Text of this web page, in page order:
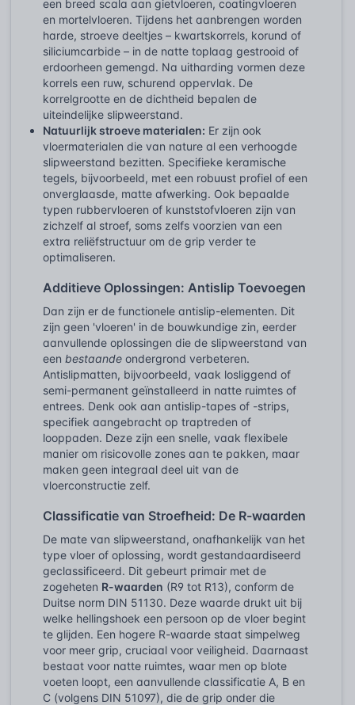
een breed scala aan gietvloeren, coatingvloeren
en mortelvloeren. Tijdens het aanbrengen worden
harde, stroeve deeltjes – kwartskorrels, korund of
siliciumcarbide – in de natte toplaag gestrooid of
erdoorheen gemengd. Na uitharding vormen deze
korrels een ruw, schurend oppervlak. De
korrelgrootte en de dichtheid bepalen de
uiteindelijke slipweerstand.
Natuurlijk stroeve materialen: Er zijn ook
vloermaterialen die van nature al een verhoogde
slipweerstand bezitten. Specifieke keramische
tegels, bijvoorbeeld, met een robuust profiel of een
onverglaasde, matte afwerking. Ook bepaalde
typen rubbervloeren of kunststofvloeren zijn van
zichzelf al stroef, soms zelfs voorzien van een
extra reliëfstructuur om de grip verder te
optimaliseren.
Additieve Oplossingen: Antislip Toevoegen
Dan zijn er de functionele antislip-elementen. Dit
zijn geen 'vloeren' in de bouwkundige zin, eerder
aanvullende oplossingen die de slipweerstand van
een bestaande ondergrond verbeteren.
Antislipmatten, bijvoorbeeld, vaak losliggend of
semi-permanent geïnstalleerd in natte ruimtes of
entrees. Denk ook aan antislip-tapes of -strips,
specifiek aangebracht op traptreden of
looppaden. Deze zijn een snelle, vaak flexibele
manier om risicovolle zones aan te pakken, maar
maken geen integraal deel uit van de
vloerconstructie zelf.
Classificatie van Stroefheid: De R-waarden
De mate van slipweerstand, onafhankelijk van het
type vloer of oplossing, wordt gestandaardiseerd
geclassificeerd. Dit gebeurt primair met de
zogeheten R-waarden (R9 tot R13), conform de
Duitse norm DIN 51130. Deze waarde drukt uit bij
welke hellingshoek een persoon op de vloer begint
te glijden. Een hogere R-waarde staat simpelweg
voor meer grip, cruciaal voor veiligheid. Daarnaast
bestaat voor natte ruimtes, waar men op blote
voeten loopt, een aanvullende classificatie A, B en
C (volgens DIN 51097), die de grip onder die